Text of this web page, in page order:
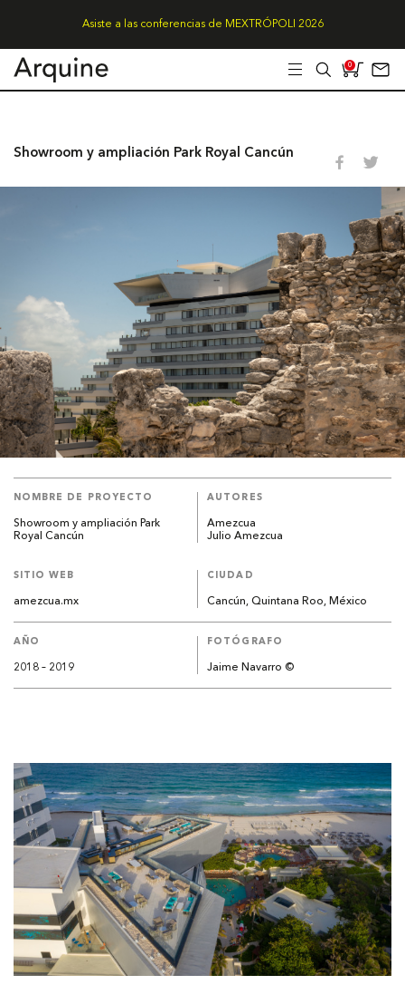
Asiste a las conferencias de MEXTRÓPOLI 2026
0
Showroom y ampliación Park Royal Cancún
NOMBRE DE PROYECTO
Showroom y ampliación Park
Royal Cancún
AUTORES
Amezcua
Julio Amezcua
SITIO WEB
amezcua.mx
CIUDAD
Cancún, Quintana Roo, México
AÑO
2018 – 2019
FOTÓGRAFO
Jaime Navarro ©